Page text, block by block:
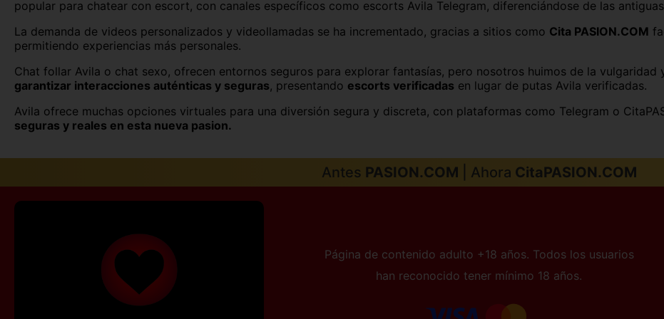
Melilla Murcia Navarra
Palencia
Sevilla Soria Tarragona
Vizcaya
popular para chatear con escort, con canales específicos como escorts Avila Telegram, diferenciándose de las
La demanda de videos personalizados y videollamadas se ha incrementado, gracias a sitios como Cita PASION.COM
permitiendo experiencias más personales.
Chat follar Avila o chat sexo, ofrecen entornos seguros para explorar fantasías, pero nosotros huimos de la vulgaridad
garantizar interacciones auténticas y seguras, presentando escorts verificadas en lugar de putas Avila verificadas.
Avila ofrece muchas opciones virtuales para una diversión segura y discreta, con plataformas como Telegram o
seguras y reales en esta nueva pasion.
Antes PASION.COM | Ahora CitaPASION.COM
Página de contenido adulto +18 años. Todos los usuarios
han reconocido tener mínimo 18 años.